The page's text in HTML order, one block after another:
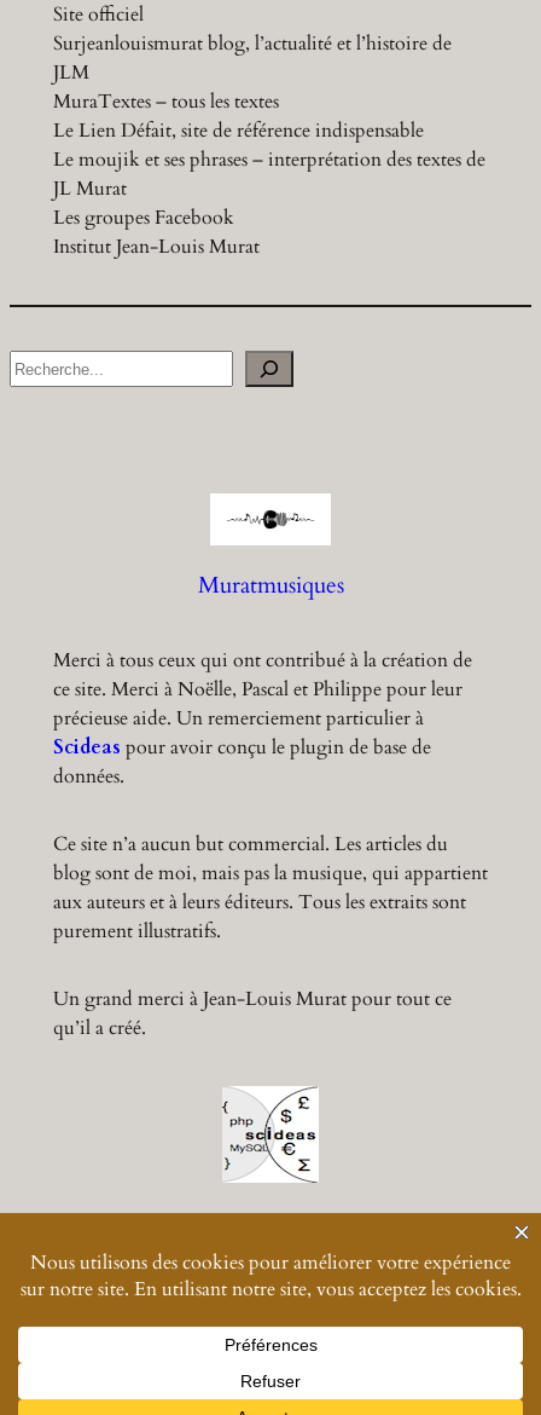
Site officiel
Surjeanlouismurat blog, l’actualité et l’histoire de
JLM
MuraTextes – tous les textes
Le Lien Défait, site de référence indispensable
Le moujik et ses phrases – interprétation des textes de
JL Murat
Les groupes Facebook
Institut Jean-Louis Murat
S
Muratmusiques
Merci à tous ceux qui ont contribué à la création de
ce site. Merci à Noëlle, Pascal et Philippe pour leur
précieuse aide. Un remerciement particulier à
Scideas pour avoir conçu le plugin de base de
données.
Ce site n’a aucun but commercial. Les articles du
blog sont de moi, mais pas la musique, qui appartient
aux auteurs et à leurs éditeurs. Tous les extraits sont
purement illustratifs.
Un grand merci à Jean-Louis Murat pour tout ce
qu’il a créé.
© 2024-2026Muratmusiques
Vos données personnelles
Designed with great difficulty with